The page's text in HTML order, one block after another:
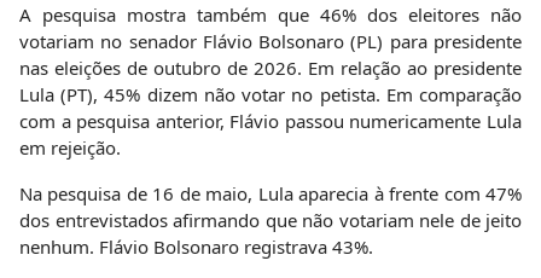
A pesquisa mostra também que 46% dos eleitores não
votariam no senador Flávio Bolsonaro (PL) para presidente
nas eleições de outubro de 2026. Em relação ao presidente
Lula (PT), 45% dizem não votar no petista. Em comparação
com a pesquisa anterior, Flávio passou numericamente Lula
em rejeição.
Na pesquisa de 16 de maio, Lula aparecia à frente com 47%
dos entrevistados afirmando que não votariam nele de jeito
nenhum. Flávio Bolsonaro registrava 43%.